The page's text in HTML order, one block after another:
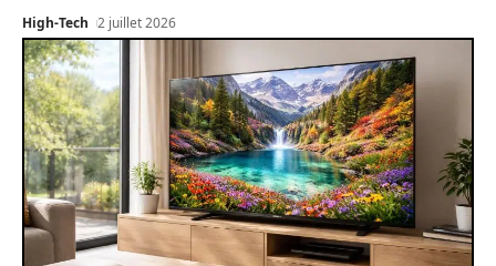
High-Tech 2 juillet 2026